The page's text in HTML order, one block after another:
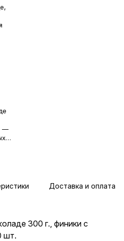
—
8
Доставка и оплата
300 г., финики с
шт.